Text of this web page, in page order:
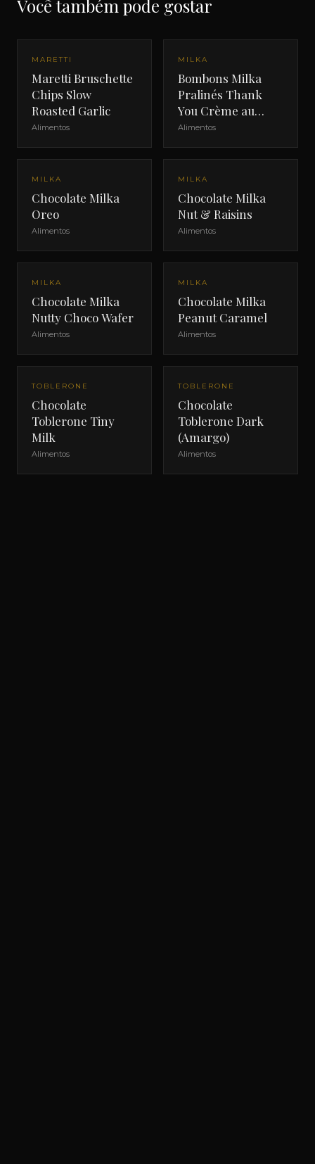
Você também pode gostar
MARETTI
Maretti Bruschette
Chips Slow
Roasted Garlic
Alimentos
MILKA
Bombons Milka
Pralinés Thank
You Crème au
Cacao
Alimentos
MILKA
Chocolate Milka
Oreo
Alimentos
MILKA
Chocolate Milka
Nut & Raisins
Alimentos
MILKA
Chocolate Milka
Nutty Choco Wafer
Alimentos
MILKA
Chocolate Milka
Peanut Caramel
Alimentos
TOBLERONE
Chocolate
Toblerone Tiny
Milk
Alimentos
TOBLERONE
Chocolate
Toblerone Dark
(Amargo)
Alimentos